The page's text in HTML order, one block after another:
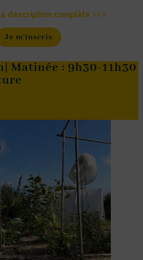
description complète >>>
Je m'inscris
Matinée : 9h30-11h30